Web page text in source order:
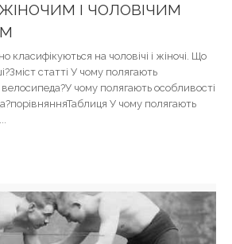
І ЧОЛОВІЧИМ
класифікуються на чоловічі і жіночі. Що
статті У чому полягають
чому полягають особливості
У чому полягають